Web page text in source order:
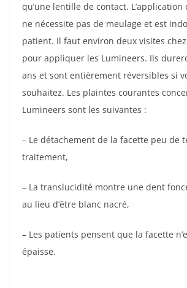
qu’une lentille de contact. L’application
ne nécessite pas de meulage et est
patient. Il faut environ deux visites
pour appliquer les Lumineers. Ils
ans et sont entièrement réversibles si
souhaitez. Les plaintes courantes
Lumineers sont les suivantes :
– Le détachement de la facette peu de
traitement,
– La translucidité montre une dent
au lieu d’être blanc nacré,
– Les patients pensent que la facette
épaisse.